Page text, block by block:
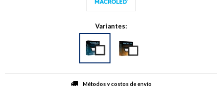
Variantes:
Métodos y costos de envío